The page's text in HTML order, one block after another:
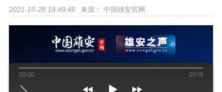
2021-10-28 19:49:46 来源： 中国雄安官网
00:00 00:19